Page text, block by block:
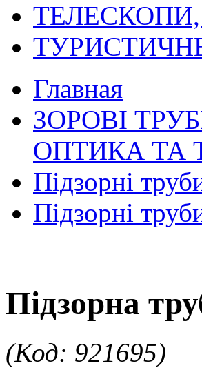
Главная
ЗОРОВІ
ОПТИКА ТА
Підзорні
Підзорні
Підзорна
(Код: 921695)